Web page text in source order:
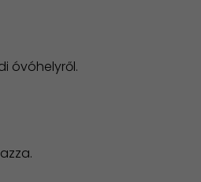
óvóhelyről.